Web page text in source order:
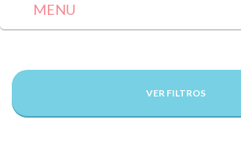
MENU
VER FILTROS